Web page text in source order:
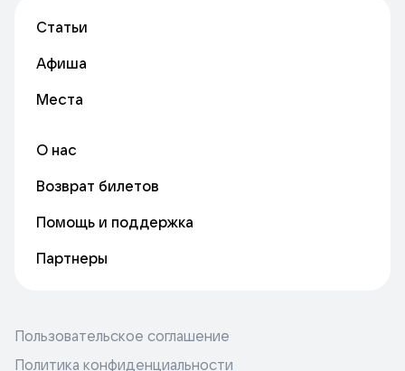
Статьи
Афиша
Места
О нас
Возврат билетов
Помощь и поддержка
Партнеры
Пользовательское соглашение
Политика конфиденциальности